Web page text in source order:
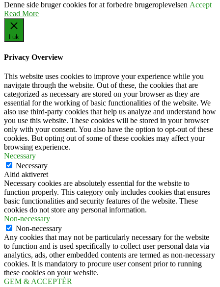
Denne side bruger cookies for at forbedre brugeroplevelsen Accept
Read More
Luk
Privacy Overview
This website uses cookies to improve your experience while you
navigate through the website. Out of these, the cookies that are
categorized as necessary are stored on your browser as they are
essential for the working of basic functionalities of the website. We
also use third-party cookies that help us analyze and understand how
you use this website. These cookies will be stored in your browser
only with your consent. You also have the option to opt-out of these
cookies. But opting out of some of these cookies may affect your
browsing experience.
Necessary
Necessary
Altid aktiveret
Necessary cookies are absolutely essential for the website to
function properly. This category only includes cookies that ensures
basic functionalities and security features of the website. These
cookies do not store any personal information.
Non-necessary
Non-necessary
Any cookies that may not be particularly necessary for the website
to function and is used specifically to collect user personal data via
analytics, ads, other embedded contents are termed as non-necessary
cookies. It is mandatory to procure user consent prior to running
these cookies on your website.
GEM & ACCEPTÈR